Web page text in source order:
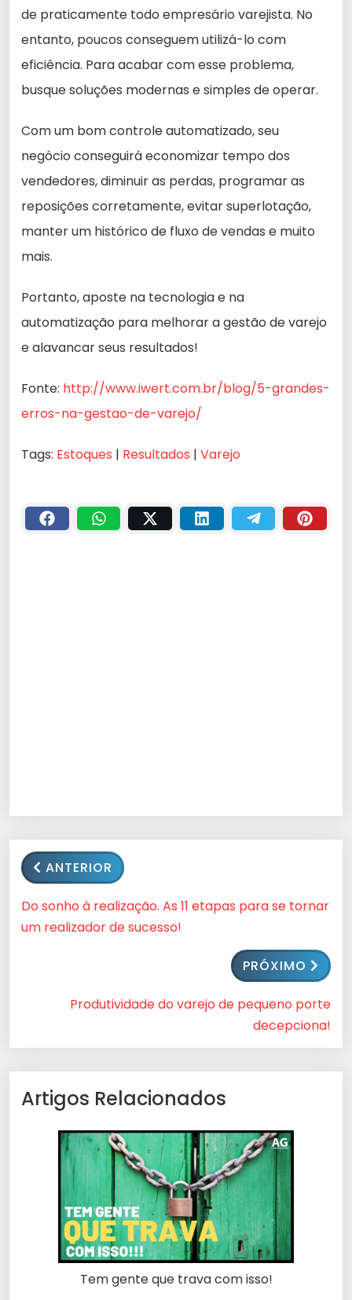
de praticamente todo empresário varejista. No
entanto, poucos conseguem utilizá-lo com
eficiência. Para acabar com esse problema,
busque soluções modernas e simples de operar.
Com um bom controle automatizado, seu
negócio conseguirá economizar tempo dos
vendedores, diminuir as perdas, programar as
reposições corretamente, evitar superlotação,
manter um histórico de fluxo de vendas e muito
mais.
Portanto, aposte na tecnologia e na
automatização para melhorar a gestão de varejo
e alavancar seus resultados!
Fonte: http://www.iwert.com.br/blog/5-grandes-
erros-na-gestao-de-varejo/
Tags: Estoques | Resultados | Varejo
ANTERIOR
Do sonho à realização. As 11 etapas para se tornar
um realizador de sucesso!
PRÓXIMO
Produtividade do varejo de pequeno porte
decepciona!
Artigos Relacionados
Tem gente que trava com isso!